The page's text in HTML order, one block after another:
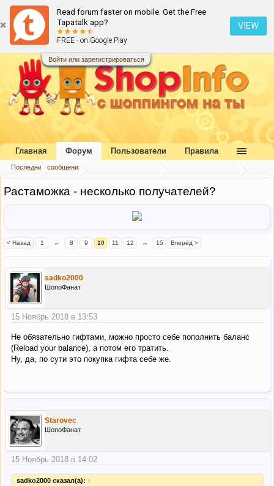
Read forum faster on mobile. Get the Free
Tapatalk app?
FREE - on Google Play
VIEW
Войти или зарегистрироваться
Главная Форум
Растаможка - несколько получателей?
< Назад 1 ← 8 9 10 11 12 → 15 Вперёд >
sadko2000
ШопоФанат
15 Ноябрь 2018 в 13:53
Не обязательно гифтами, можно просто себе пополнить баланс
(Reload your balance), а потом его тратить.
Ну, да, по сути это покупка гифта себе же.
Starovec
ШопоФанат
15 Ноябрь 2018 в 14:02
sadko2000 сказал(а): ↑
Главная Форум
Последние сообщения
Пользователи Правила